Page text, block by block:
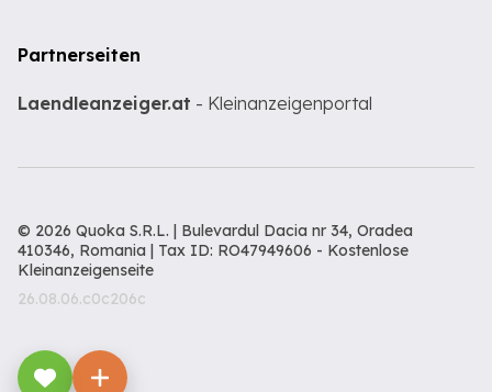
Partnerseiten
Laendleanzeiger.at - Kleinanzeigenportal
© 2026 Quoka S.R.L. | Bulevardul Dacia nr 34, Oradea
410346, Romania | Tax ID: RO47949606 - Kostenlose
Kleinanzeigenseite
26.08.06.c0c206c